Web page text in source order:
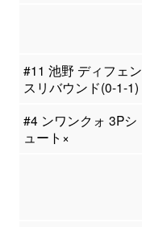
#11 池野 ディフェン
スリバウンド(0-1-1)
#4 ンワンクォ 3Pシ
ュート×